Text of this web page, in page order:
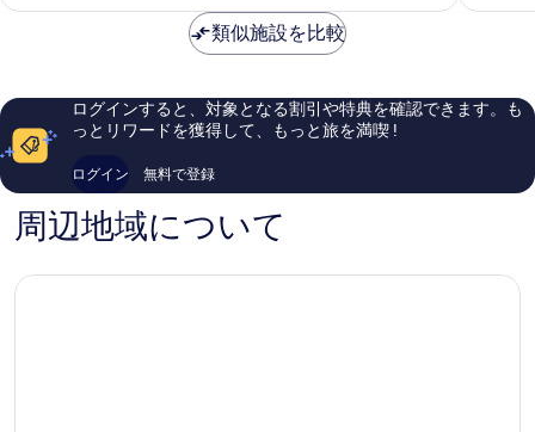
晴
口
ミ
319
件
の
コ
ミ
キ
ズ
シ
ア
晴
口
コ
コ
類似施設を比較
ログインすると、対象となる割引や特典を確認できます。も
っとリワードを獲得して、もっと旅を満喫 !
ログイン 無料で登録
周辺地域について